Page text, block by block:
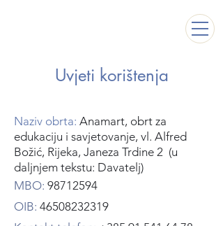
Uvjeti korištenja
Naziv obrta: Anamart, obrt za
edukaciju i savjetovanje, vl. Alfred
Božić, Rijeka, Janeza Trdine 2 (u
daljnjem tekstu: Davatelj)
MBO: 98712594
OIB: 46508232319